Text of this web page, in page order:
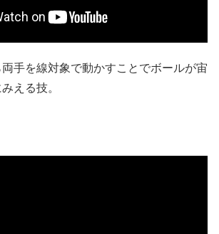
手を線対象で動かすことでボールが宙
える技。